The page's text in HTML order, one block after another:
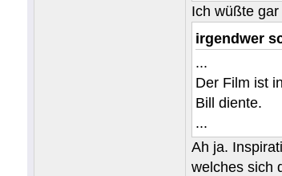
Ich wüßte
irgendwer
...
Der Film ist
Bill diente.
...
Ah ja.
welches sich